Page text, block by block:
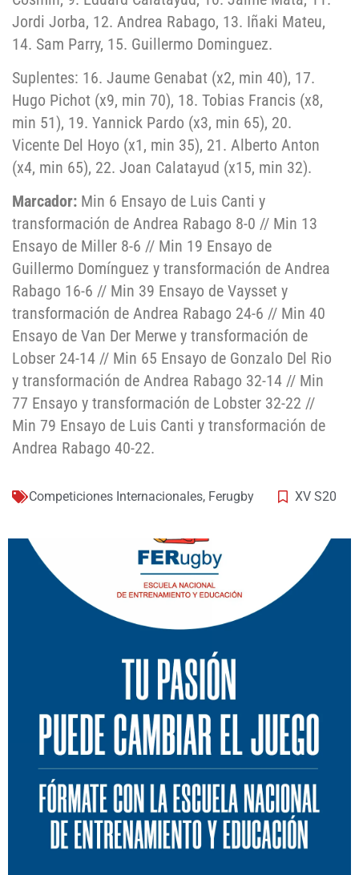
Jordi Jorba, 12. Andrea Rabago, 13. Iñaki Mateu,
14. Sam Parry, 15. Guillermo Dominguez.
Suplentes: 16. Jaume Genabat (x2, min 40), 17.
Hugo Pichot (x9, min 70), 18. Tobias Francis (x8,
min 51), 19. Yannick Pardo (x3, min 65), 20.
Vicente Del Hoyo (x1, min 35), 21. Alberto Anton
(x4, min 65), 22. Joan Calatayud (x15, min 32).
Marcador: Min 6 Ensayo de Luis Canti y
transformación de Andrea Rabago 8-0 // Min 13
Ensayo de Miller 8-6 // Min 19 Ensayo de
Guillermo Domínguez y transformación de Andrea
Rabago 16-6 // Min 39 Ensayo de Vaysset y
transformación de Andrea Rabago 24-6 // Min 40
Ensayo de Van Der Merwe y transformación de
Lobser 24-14 // Min 65 Ensayo de Gonzalo Del Rio
y transformación de Andrea Rabago 32-14 // Min
77 Ensayo y transformación de Lobster 32-22 //
Min 79 Ensayo de Luis Canti y transformación de
Andrea Rabago 40-22.
Competiciones Internacionales, Ferugby XV S20